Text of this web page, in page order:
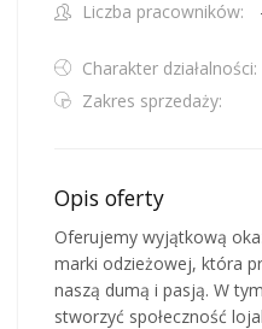
Liczba pracowników:
Charakter działalności:
Zakres sprzedaży:
Opis oferty
Oferujemy wyjątkową
marki odzieżowej, która
naszą dumą i pasją. W
stworzyć społeczność